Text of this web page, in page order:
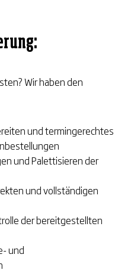
Wir haben den
und termingerechtes
und Palettisieren der
und vollständigen
der bereitgestellten
und